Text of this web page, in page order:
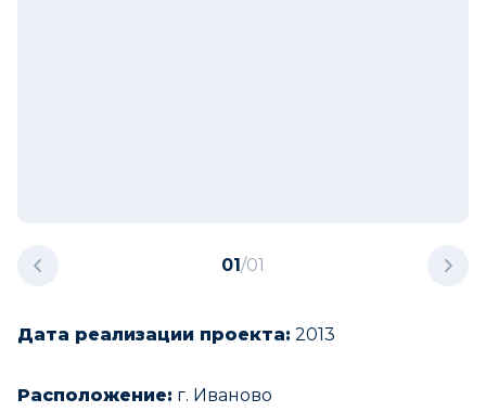
01/01
Дата реализации проекта: 2013
Расположение: г. Иваново